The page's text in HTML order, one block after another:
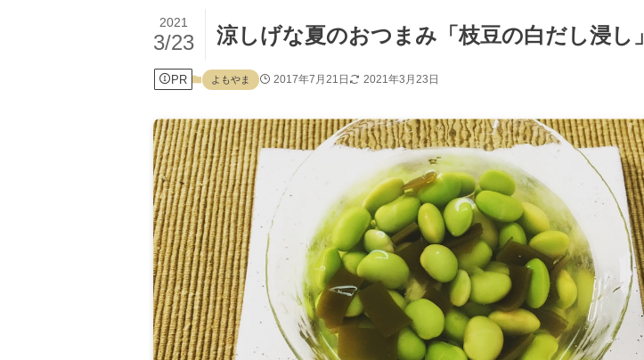
涼しげな夏のおつまみ「枝豆の白だし浸し」
2021
3/23
PR よもやま 2017年7月21日 2021年3月23日